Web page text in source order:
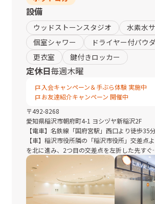
設備
ウッドストーンスタジオ
水素水
個室シャワー
ドライヤー付パウ
更衣室
鍵付きロッカー
定休日毎週木曜
入会キャンペーン＆手ぶら体験 実施中
お友達紹介キャンペーン 開催中
〒492-8268
愛知県稲沢市朝府町4-1 ヨシヅヤ新稲沢2F
【電車】名鉄線「国府宮駅」西口より徒歩35
【車】稲沢市役所隣の「稲沢市役所」交差点
を北に進み、2つ目の交差点を左折した先すぐ
【バス】名鉄国府宮駅より名鉄バス「朝府」バ
ミュニティバス「ヨシヅヤ新稲沢」バス停下
■駐車場：あり
■駐輪場：あり